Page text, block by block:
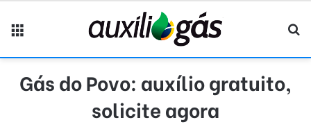
Gás do Povo: auxílio gratuito,
solicite agora